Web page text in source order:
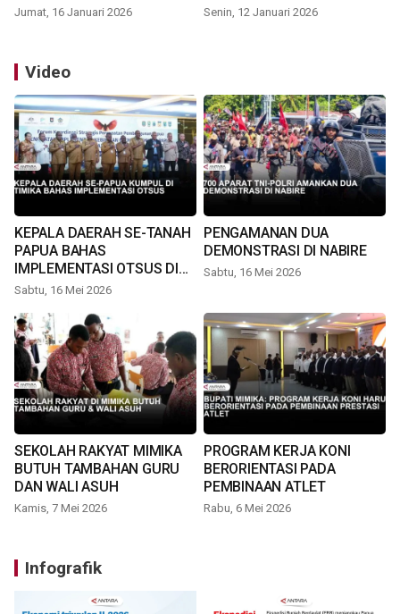
Jumat, 16 Januari 2026 Senin, 12 Januari 2026
Video
KEPALA DAERAH SE-TANAH
PAPUA BAHAS
IMPLEMENTASI OTSUS DI
TIMIKA
Sabtu, 16 Mei 2026
PENGAMANAN DUA
DEMONSTRASI DI NABIRE
Sabtu, 16 Mei 2026
SEKOLAH RAKYAT MIMIKA
BUTUH TAMBAHAN GURU
DAN WALI ASUH
Kamis, 7 Mei 2026
PROGRAM KERJA KONI
BERORIENTASI PADA
PEMBINAAN ATLET
Rabu, 6 Mei 2026
Infografik